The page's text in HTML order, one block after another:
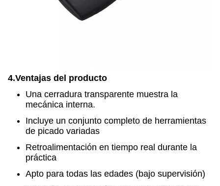
4.Ventajas del producto
Una cerradura transparente muestra la
mecánica interna.
Incluye un conjunto completo de herramientas
de picado variadas
Retroalimentación en tiempo real durante la
práctica
Apto para todas las edades (bajo supervisión)